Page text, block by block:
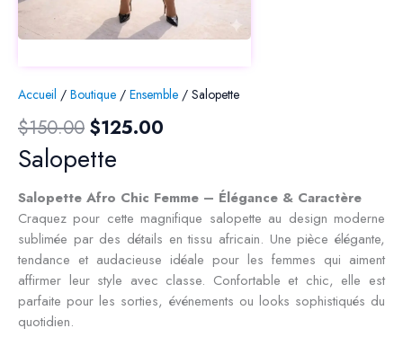
Accueil / Boutique / Ensemble / Salopette
$150.00 Le
prix
initial
était :
$150.00.
$125.00
$125.00.
Salopette
Salopette Afro Chic Femme – Élégance & Caractère
Craquez pour cette magnifique salopette au design moderne
sublimée par des détails en tissu africain. Une pièce élégante,
tendance et audacieuse idéale pour les femmes qui aiment
affirmer leur style avec classe. Confortable et chic, elle est
parfaite pour les sorties, événements ou looks sophistiqués du
quotidien.